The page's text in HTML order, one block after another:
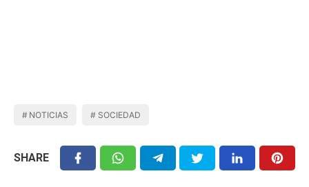
NOTICIAS SOCIEDAD
SHARE